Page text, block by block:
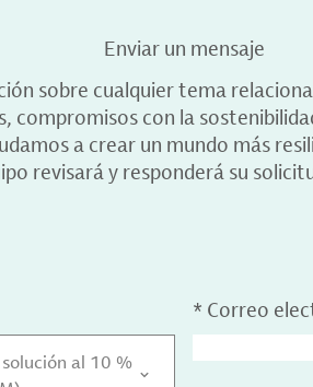
Enviar un mensaje
sobre cualquier tema
compromisos con la
a crear un mundo más
revisará y responderá su
al 10 %
* Correo